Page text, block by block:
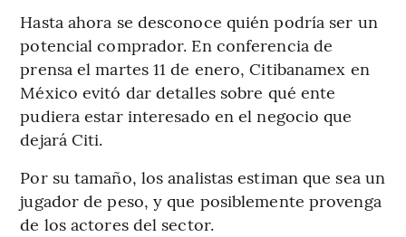
Hasta ahora se desconoce quién podría ser un
potencial comprador. En conferencia de
prensa el martes 11 de enero, Citibanamex en
México evitó dar detalles sobre qué ente
pudiera estar interesado en el negocio que
dejará Citi.
Por su tamaño, los analistas estiman que sea un
jugador de peso, y que posiblemente provenga
de los actores del sector.